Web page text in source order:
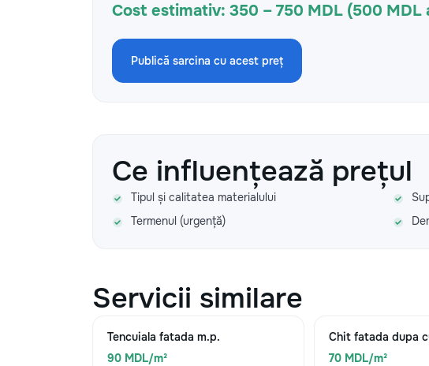
Cost estimativ: 350 – 750 MDL (500 MDL
Publică sarcina cu acest preț
Ce influențează prețul
Tipul și calitatea materialului
Termenul (urgență)
Servicii similare
Tencuiala fatada m.p.
90 MDL/m²
Chit fatada dupa
70 MDL/m²